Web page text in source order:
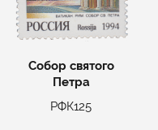
Собор святого
Петра
РФК125